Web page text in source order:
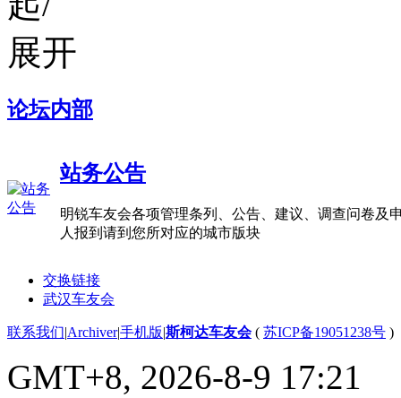
论坛内部
站务公告
明锐车友会各项管理条列、公告、建议、调查问卷及
人报到请到您所对应的城市版块
交换链接
武汉车友会
联系我们|Archiver|手机版|斯柯达车友会( 苏ICP备19051238号 )
GMT+8, 2026-8-9 17:21